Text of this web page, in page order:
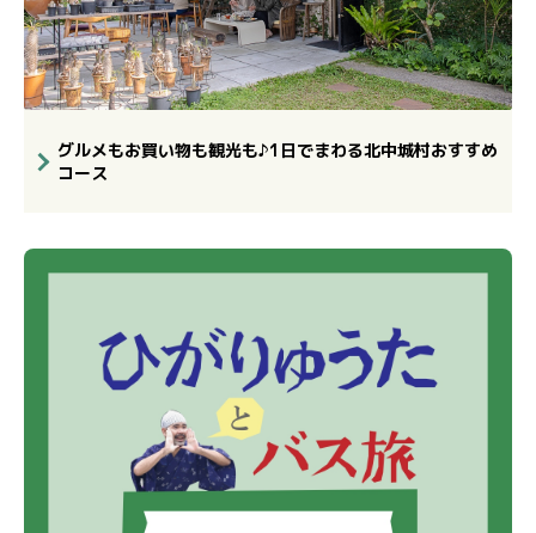
グルメもお買い物も観光も♪1日でまわる北中城村おすすめ
コース